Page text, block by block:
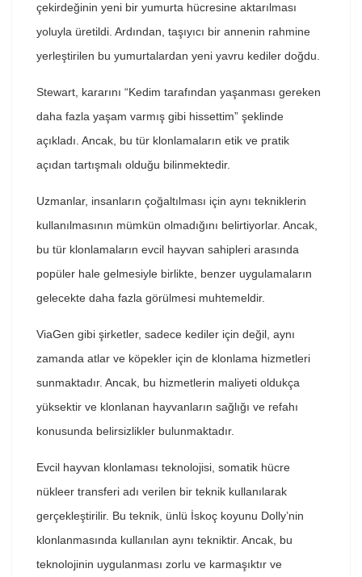
çekirdeğinin yeni bir yumurta hücresine aktarılması
yoluyla üretildi. Ardından, taşıyıcı bir annenin rahmine
yerleştirilen bu yumurtalardan yeni yavru kediler doğdu.
Stewart, kararını “Kedim tarafından yaşanması gereken
daha fazla yaşam varmış gibi hissettim” şeklinde
açıkladı. Ancak, bu tür klonlamaların etik ve pratik
açıdan tartışmalı olduğu bilinmektedir.
Uzmanlar, insanların çoğaltılması için aynı tekniklerin
kullanılmasının mümkün olmadığını belirtiyorlar. Ancak,
bu tür klonlamaların evcil hayvan sahipleri arasında
popüler hale gelmesiyle birlikte, benzer uygulamaların
gelecekte daha fazla görülmesi muhtemeldir.
ViaGen gibi şirketler, sadece kediler için değil, aynı
zamanda atlar ve köpekler için de klonlama hizmetleri
sunmaktadır. Ancak, bu hizmetlerin maliyeti oldukça
yüksektir ve klonlanan hayvanların sağlığı ve refahı
konusunda belirsizlikler bulunmaktadır.
Evcil hayvan klonlaması teknolojisi, somatik hücre
nükleer transferi adı verilen bir teknik kullanılarak
gerçekleştirilir. Bu teknik, ünlü İskoç koyunu Dolly’nin
klonlanmasında kullanılan aynı tekniktir. Ancak, bu
teknolojinin uygulanması zorlu ve karmaşıktır ve